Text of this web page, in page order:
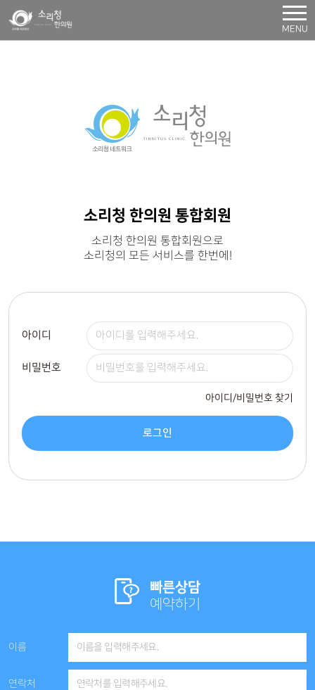
MENU
소리청 한의원 통합회원
소리청 한의원 통합회원으로
소리청의 모든 서비스를 한번에!
아이디
비밀번호
아이디/비밀번호 찾기
로그인
빠른상담
예약하기
이름
연락처